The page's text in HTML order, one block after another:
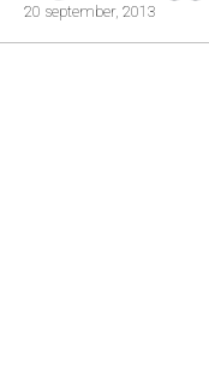
20 september, 2013